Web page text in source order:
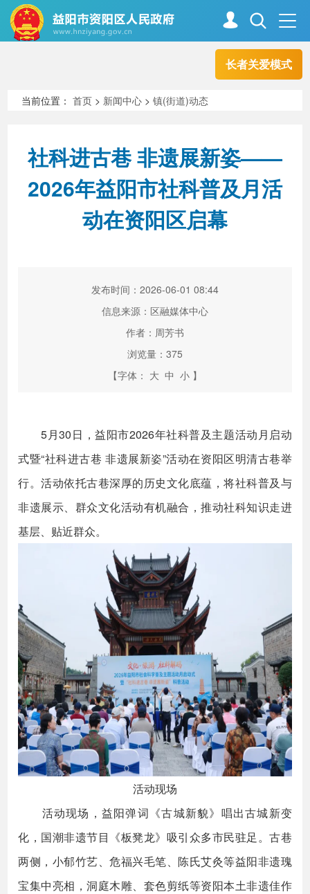
长者关爱模式
走进资阳
新闻中心 解读回应
当前位置：首页 > 新闻中心 >镇(街道)动态
社科进古巷 非遗展新姿——
2026年益阳市社科普及月活
动在资阳区启幕
发布时间：2026-06-01 08:44
信息来源：区融媒体中心
作者：周芳书
浏览量： 375
【字体： 大 中 小 】
5月30日，益阳市2026年社科普及主题活动月启动
式暨“社科进古巷 非遗展新姿”活动在资阳区明清古巷举
行。活动依托古巷深厚的历史文化底蕴，将社科普及与
非遗展示、群众文化活动有机融合，推动社科知识走进
基层、贴近群众。
活动现场
活动现场，益阳弹词《古城新貌》唱出古城新变
化，国潮非遗节目《板凳龙》吸引众多市民驻足。古巷
两侧，小郁竹艺、危福兴毛笔、陈氏艾灸等益阳非遗瑰
宝集中亮相，洞庭木雕、套色剪纸等资阳本土非遗佳作